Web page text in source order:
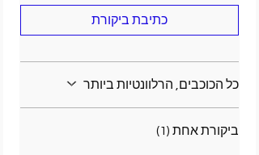
כתיבת ביקורת
כל הכוכבים, הרלוונטיות ביותר
ביקורת אחת (1)